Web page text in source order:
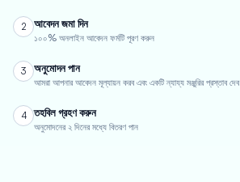
2 আবেদন জমা দিন
১০০% অনলাইন আবেদন ফর্মটি পূরণ করুন
3 অনুমোদন পান
আমরা আপনার আবেদন মূল্যায়ন করব এবং একটি ন্যায্য মঞ্জুরির প্রস্তাব দেব
4 তহবিল গ্রহণ করুন
অনুমোদনের ২ দিনের মধ্যে বিতরণ পান